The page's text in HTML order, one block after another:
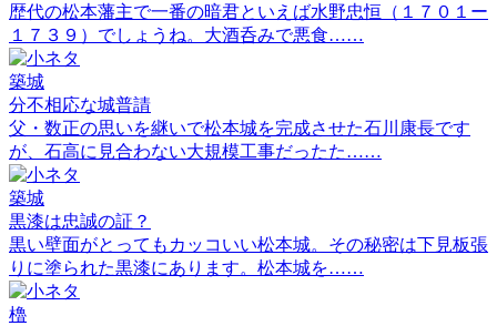
歴代の松本藩主で一番の暗君といえば水野忠恒（１７０１ー
１７３９）でしょうね。大酒呑みで悪食……
築城
分不相応な城普請
父・数正の思いを継いで松本城を完成させた石川康長です
が、石高に見合わない大規模工事だったた……
築城
黒漆は忠誠の証？
黒い壁面がとってもカッコいい松本城。その秘密は下見板張
りに塗られた黒漆にあります。松本城を……
櫓